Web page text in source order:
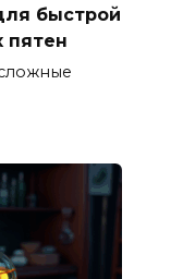
быстрой
пятен